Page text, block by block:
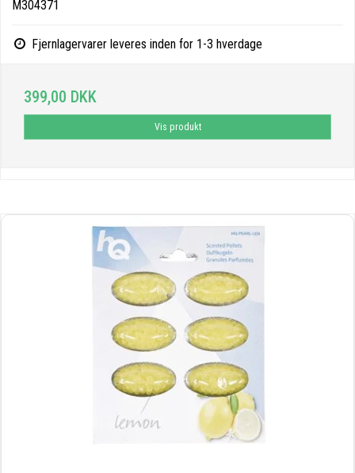
M304371
Fjernlagervarer leveres inden for 1-3 hverdage
399,00 DKK
Vis produkt